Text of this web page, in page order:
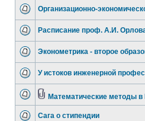
Организационно-
Расписание проф. А.И.
Эконометрика - второе
У истоков инженерной
Математические методы
Сага о стипендии